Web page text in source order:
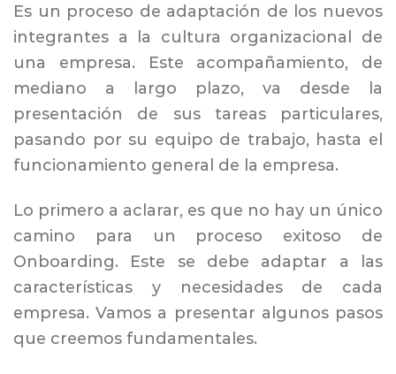
Es un proceso de adaptación de los nuevos
integrantes a la cultura organizacional de
una empresa. Este acompañamiento, de
mediano a largo plazo, va desde la
presentación de sus tareas particulares,
pasando por su equipo de trabajo, hasta el
funcionamiento general de la empresa.
Lo primero a aclarar, es que no hay un único
camino para un proceso exitoso de
Onboarding. Este se debe adaptar a las
características y necesidades de cada
empresa. Vamos a presentar algunos pasos
que creemos fundamentales.